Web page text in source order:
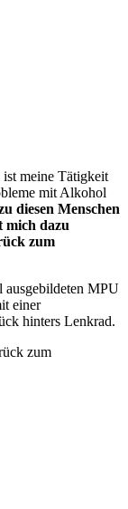
ist meine Tätigkeit
mit Alkohol
diesen Menschen
mich dazu
zum
ausgebildeten MPU
einer
hinters Lenkrad.
zum